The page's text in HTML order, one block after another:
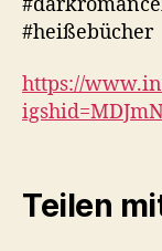
#heißebücher
https://
Teilen